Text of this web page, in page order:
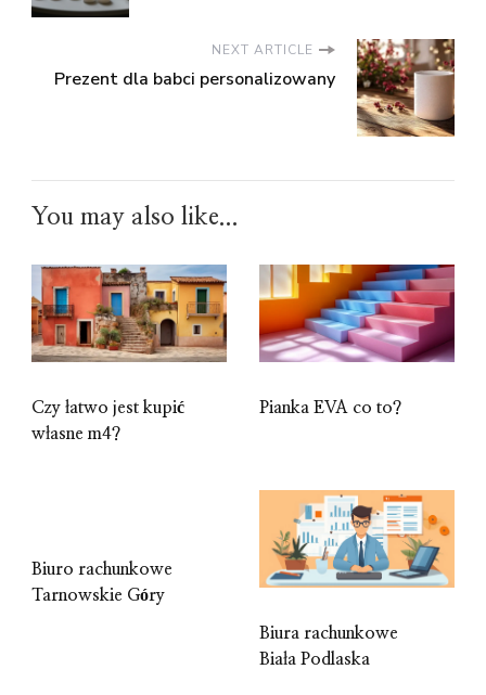
NEXT ARTICLE
Prezent dla babci personalizowany
You may also like...
Czy łatwo jest kupić
własne m4?
Pianka EVA co to?
Biuro rachunkowe
Tarnowskie Góry
Biura rachunkowe
Biała Podlaska